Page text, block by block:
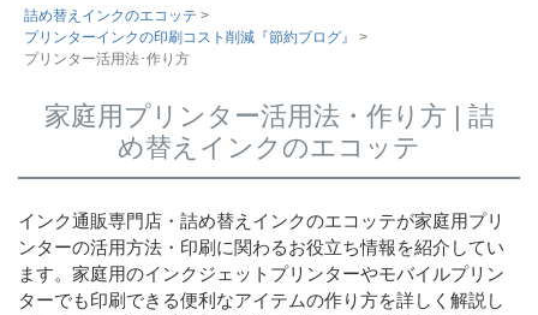
エプソンインク
ブラザーインク
互換インクボトル
互換インクカートリッジ
記事を探す
お客様の声
詰め替えインクのエコッテ >
プリンターインクの印刷コスト削減『節約ブログ』
>
プリンター活用法･作り方
家庭用プリンター活用法・作り方 | 詰
め替えインクのエコッテ
インク通販専門店・詰め替えインクのエコッテが家庭用プリ
ンターの活用方法・印刷に関わるお役立ち情報を紹介してい
ます。家庭用のインクジェットプリンターやモバイルプリン
ターでも印刷できる便利なアイテムの作り方を詳しく解説し